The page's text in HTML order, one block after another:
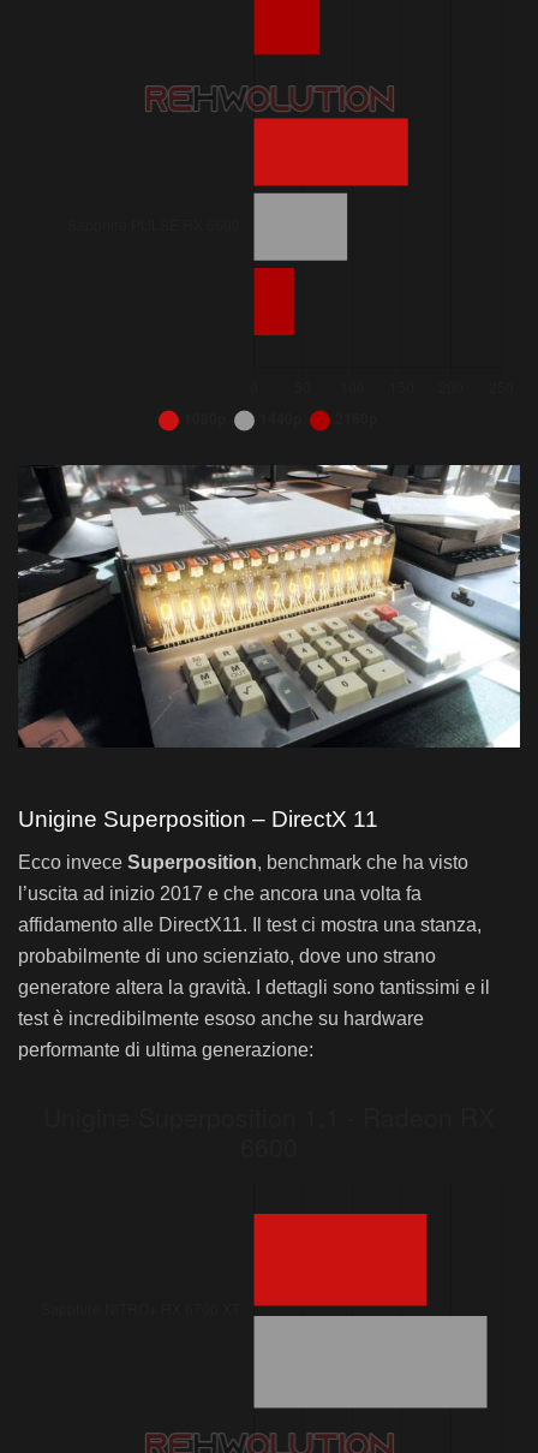
Unigine Heaven 4.0 – Radeon RX 6600
Bar chart. Data table with 3 rows and 4 columns follows.
Unigine Heaven 4.0 – Radeon RX 6600
1080p 1440p
Sapphire NITRO+ RX 6700 XT 217,6 145,9
Sapphire PULSE RX 6600 156,2 94,8
Unigine Superposition – DirectX 11
Ecco invece Superposition, benchmark che ha visto
l’uscita ad inizio 2017 e che ancora una volta fa
affidamento alle DirectX11. Il test ci mostra una stanza,
probabilmente di uno scienziato, dove uno strano
generatore altera la gravità. I dettagli sono tantissimi e il
test è incredibilmente esoso anche su hardware
performante di ultima generazione: